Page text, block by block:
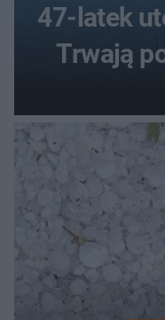
47-latek
Trwają